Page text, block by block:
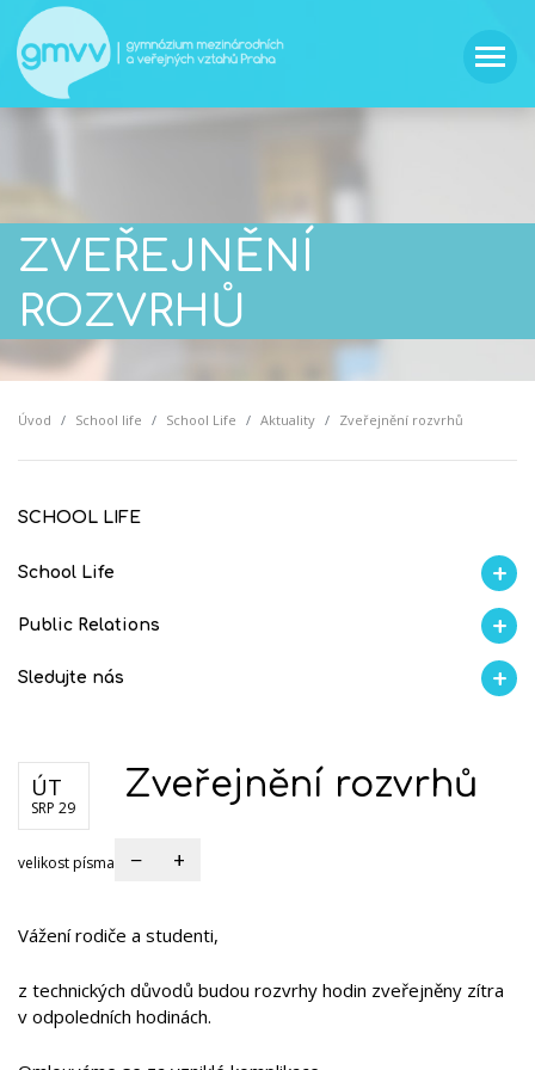
ZVEŘEJNĚNÍ
ROZVRHŮ
Úvod School life School Life Aktuality Zveřejnění rozvrhů
SCHOOL LIFE
School Life
Aktuality Proběhlo na GMVV AI Ambasador
Public Relations
Školní magazín REFRESH Soutěže
Sledujte nás
ÚT
SRP 29
Zveřejnění rozvrhů
velikost písma − +
Vážení rodiče a studenti,
z technických důvodů budou rozvrhy hodin zveřejněny zítra
v odpoledních hodinách.